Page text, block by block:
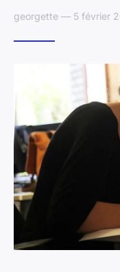
georgette — 5 février